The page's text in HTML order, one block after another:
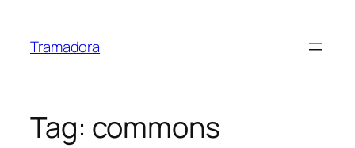
content
Tramadora
Tag: commons